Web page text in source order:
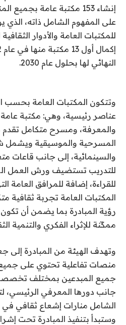
إنشاء 153 مكتبة عامة
على المفهوم الشامل ذاته، الذي
للمكتبات العامة والأدوار
النهائي لها بحلول عام 2030.
وتتكون المكتبات العامة بحسب
عناصر رئيسية، وهي: مكتبة
والمعرفة، ومسرح متكامل
المسرحية والموسيقية ويشمل
والسينمائية، إلى جانب قاعات
للتدريب تستضيف ورش العمل
للقراءة، إضافة للمرافق العامة
المكتبات العامة تجربة ثقافية
رؤية المبادرة بما يضمن أن تكون
ممكّنة للإثراء الفكري والتنمية
وتهدف الهيئة من المبادرة إلى
منصات تفاعلية تحتوي على
جميع المبدعين بمختلف
جانب دورها المعرفي الرئيسي،
الشامل منارات إشعاع ثقافي في
وستبدأ بتنفيذ المبادرة تحت